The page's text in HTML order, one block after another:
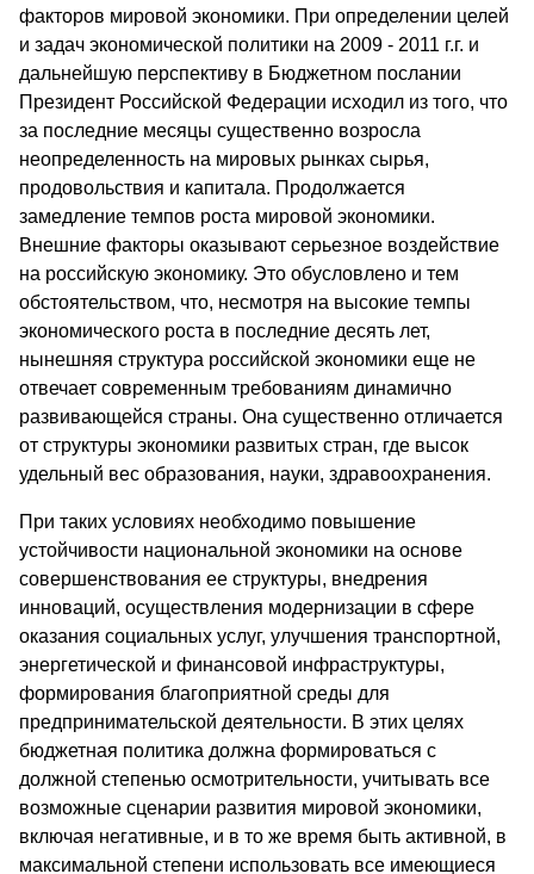
факторов мировой экономики. При определении целей
и задач экономической политики на 2009 - 2011 г.г. и
дальнейшую перспективу в Бюджетном послании
Президент Российской Федерации исходил из того, что
за последние месяцы существенно возросла
неопределенность на мировых рынках сырья,
продовольствия и капитала. Продолжается
замедление темпов роста мировой экономики.
Внешние факторы оказывают серьезное воздействие
на российскую экономику. Это обусловлено и тем
обстоятельством, что, несмотря на высокие темпы
экономического роста в последние десять лет,
нынешняя структура российской экономики еще не
отвечает современным требованиям динамично
развивающейся страны. Она существенно отличается
от структуры экономики развитых стран, где высок
удельный вес образования, науки, здравоохранения.
При таких условиях необходимо повышение
устойчивости национальной экономики на основе
совершенствования ее структуры, внедрения
инноваций, осуществления модернизации в сфере
оказания социальных услуг, улучшения транспортной,
энергетической и финансовой инфраструктуры,
формирования благоприятной среды для
предпринимательской деятельности. В этих целях
бюджетная политика должна формироваться с
должной степенью осмотрительности, учитывать все
возможные сценарии развития мировой экономики,
включая негативные, и в то же время быть активной, в
максимальной степени использовать все имеющиеся